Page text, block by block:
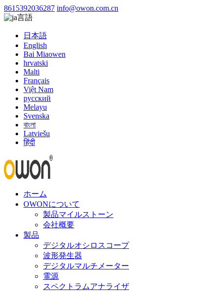
8615392036287 info@owon.com.cn
言語
日本語
English
Bai Miaowen
hrvatski
Malti
Français
Việt Nam
русский
Melayu
Svenska
বাংলা
Latviešu
हिंदी
ホーム
OWONについて
製品マイルストーン
会社概要
製品
デジタルオシロスコープ
波形発生器
デジタルマルチメーター
電源
スペクトラムアナライザ